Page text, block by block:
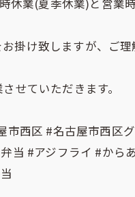
休業(夏季休業)と営業
掛け致しますが、ご
せていただきます。
市西区 #名古屋市西区
当 #アジフライ #か